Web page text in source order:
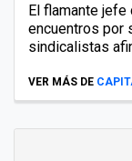
El flamante jefe
encuentros por
sindicalistas
VER MÁS DE